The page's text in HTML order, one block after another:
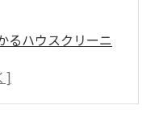
るハウスクリーニ
の清掃サービス体